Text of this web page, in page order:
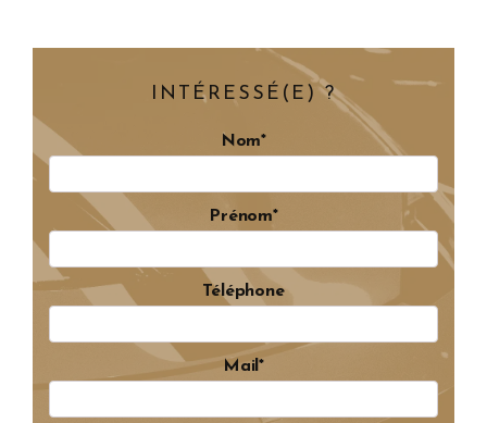
INTÉRESSÉ(E) ?
Nom*
Prénom*
Téléphone
Mail*